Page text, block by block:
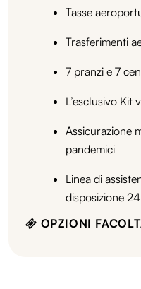
Tasse
Trasferimenti
7 pranzi e 7
L’esclusivo Kit
Assicurazione
pandemici
Linea di
disposizione
OPZIONI